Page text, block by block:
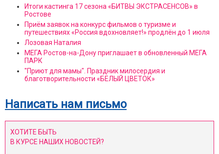
Итоги кастинга 17 сезона «БИТВЫ ЭКСТРАСЕНСОВ» в
Ростове
Приём заявок на конкурс фильмов о туризме и
путешествиях «Россия вдохновляет!» продлён до 1 июля
Лозовая Наталия
МЕГА Ростов-на-Дону приглашает в обновленный МЕГА
ПАРК
"Приют для мамы". Праздник милосердия и
благотворительности «БЕЛЫЙ ЦВЕТОК»
Написать нам письмо
ХОТИТЕ БЫТЬ
В КУРСЕ НАШИХ НОВОСТЕЙ?